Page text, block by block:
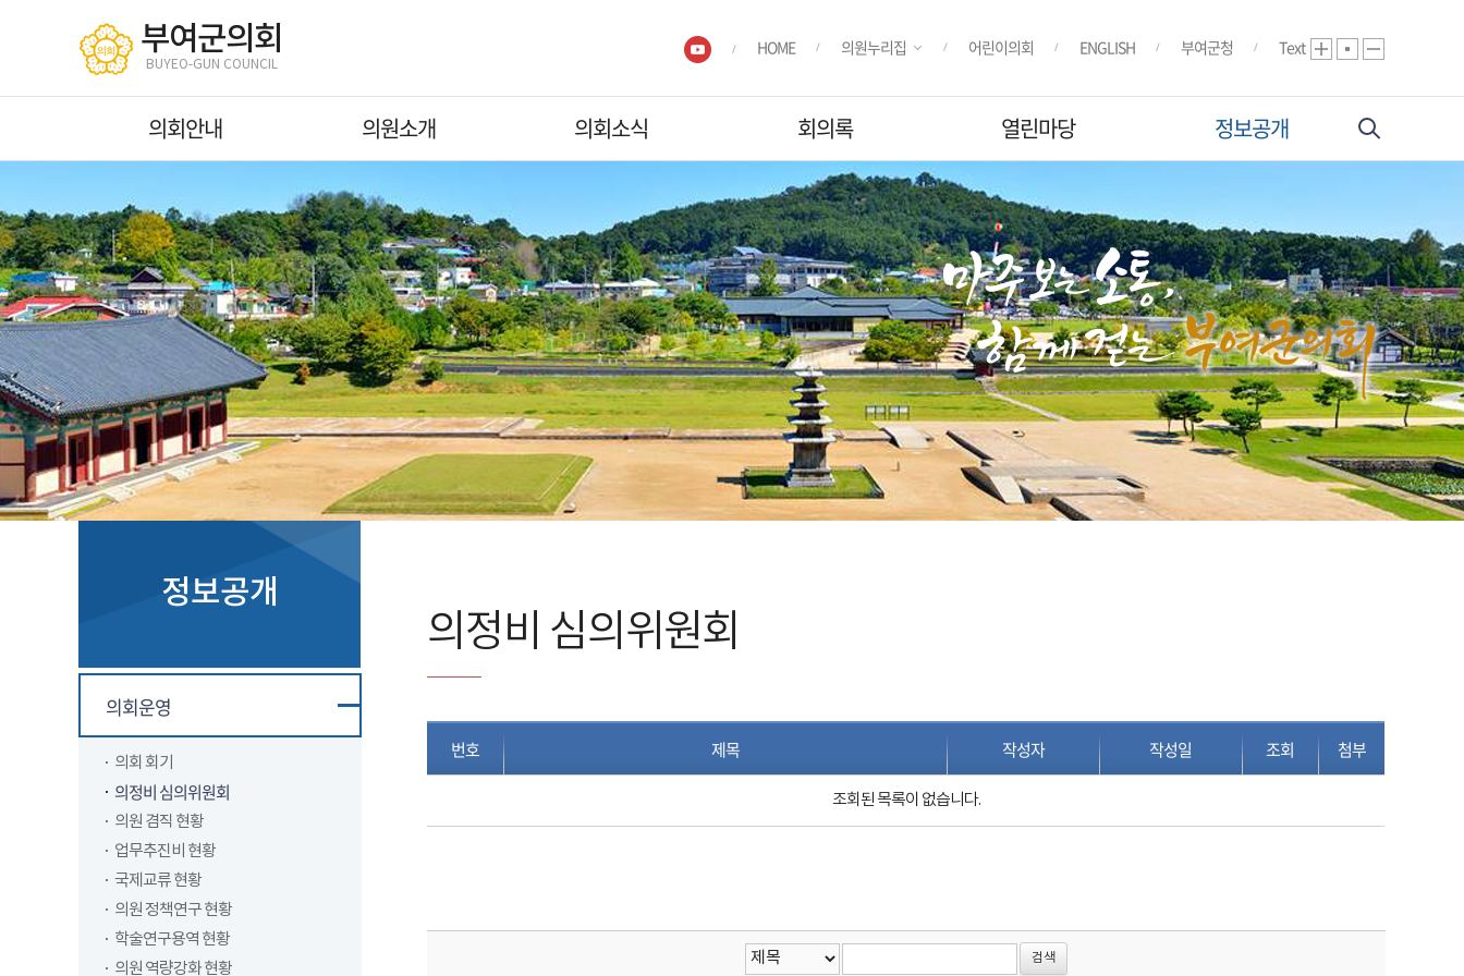
부여군의회
BUYEO-GUN COUNCIL
HOME 의원누리집 어린이의회 ENGLISH 부여군청 Text
의회안내 의원소개 의회소식 회의록 열린마당 정보공개
정보공개
의회운영
의회 회기
의정비 심의위원회
의원 겸직 현황
업무추진비 현황
국제교류 현황
의원 정책연구 현황
학술연구용역 현황
의원 역량강화 현황
의정비 심의위원회
번호 제목 작성자 작성일 조회 첨부
조회된 목록이 없습니다.